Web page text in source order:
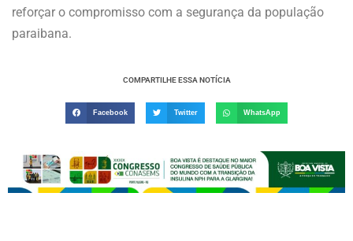
reforçar o compromisso com a segurança da população
paraibana.
COMPARTILHE ESSA NOTÍCIA
Facebook Twitter WhatsApp